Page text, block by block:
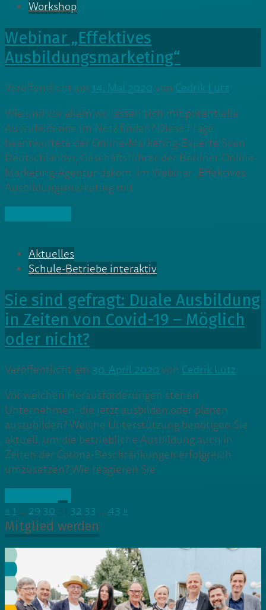
Workshop
Webinar „Effektives
Ausbildungsmarketing“
Veröffentlicht am 14. Mai 2020von Cedrik Lutz
Wie und vor allem wo lassen sich mit potentielle
Auszubildende im Netz finden? Diese Frage
beantwortete der Online-Marketing-Experte Sven
Deutschländer, Geschäftsführer der Berliner Online-
Marketing-Agentur dskom, im Webinar „Effektives
Ausbildungsmarketing mit
Aktuelles
Schule-Betriebe interaktiv
Sie sind gefragt: Duale Ausbildung
in Zeiten von Covid-19 – Möglich
oder nicht?
Veröffentlicht am 30. April 2020von Cedrik Lutz
Vor welchen Herausforderungen stehen
Unternehmen, die jetzt ausbilden oder planen
auszubilden? Welche Unterstützung benötigen Sie
aktuell, um die betriebliche Ausbildung auch in
Zeiten der Corona-Beschränkungen erfolgreich
umzusetzen? Wie reagieren Sie
« 1 … 29 30 32 33 … 43 »
Mitglied werden